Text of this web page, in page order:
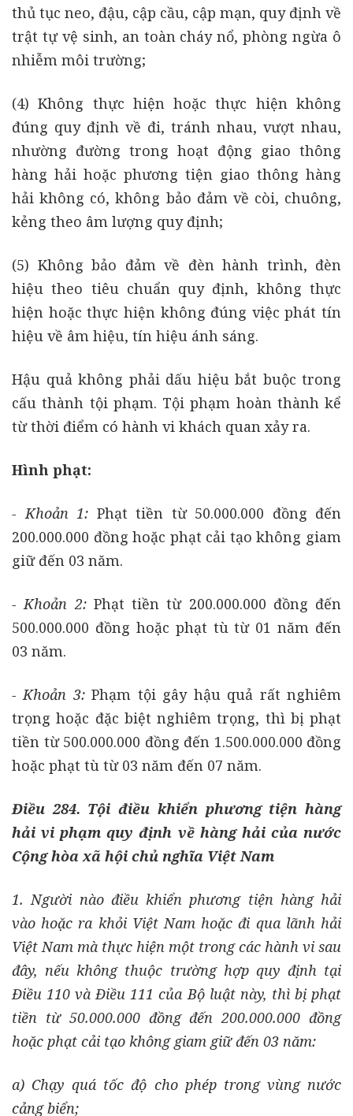
thủ tục neo, đậu, cập cầu, cập mạn, quy định về
trật tự vệ sinh, an toàn cháy nổ, phòng ngừa ô
nhiễm môi trường;
(4) Không thực hiện hoặc thực hiện không
đúng quy định về đi, tránh nhau, vượt nhau,
nhường đường trong hoạt động giao thông
hàng hải hoặc phương tiện giao thông hàng
hải không có, không bảo đảm về còi, chuông,
kẻng theo âm lượng quy định;
(5) Không bảo đảm về đèn hành trình, đèn
hiệu theo tiêu chuẩn quy định, không thực
hiện hoặc thực hiện không đúng việc phát tín
hiệu về âm hiệu, tín hiệu ánh sáng.
Hậu quả không phải dấu hiệu bắt buộc trong
cấu thành tội phạm. Tội phạm hoàn thành kể
từ thời điểm có hành vi khách quan xảy ra.
Hình phạt:
- Khoản 1: Phạt tiền từ 50.000.000 đồng đến
200.000.000 đồng hoặc phạt cải tạo không giam
giữ đến 03 năm.
- Khoản 2: Phạt tiền từ 200.000.000 đồng đến
500.000.000 đồng hoặc phạt tù từ 01 năm đến
03 năm.
- Khoản 3:Phạm tội gây hậu quả rất nghiêm
trọng hoặc đặc biệt nghiêm trọng, thì bị phạt
tiền từ 500.000.000 đồng đến 1.500.000.000 đồng
hoặc phạt tù từ 03 năm đến 07 năm.
Điều 284. Tội điều khiển phương tiện hàng
hải vi phạm quy định về hàng hải của nước
Cộng hòa xã hội chủ nghĩa Việt Nam
1. Người nào điều khiển phương tiện hàng hải
vào hoặc ra khỏi Việt Nam hoặc đi qua lãnh hải
Việt Nam mà thực hiện một trong các hành vi sau
đây, nếu không thuộc trường hợp quy định tại
Điều 110 và Điều 111 của Bộ luật này, thì bị phạt
tiền từ 50.000.000 đồng đến 200.000.000 đồng
hoặc phạt cải tạo không giam giữ đến 03 năm:
a) Chạy quá tốc độ cho phép trong vùng nư­ớc
cảng biển;